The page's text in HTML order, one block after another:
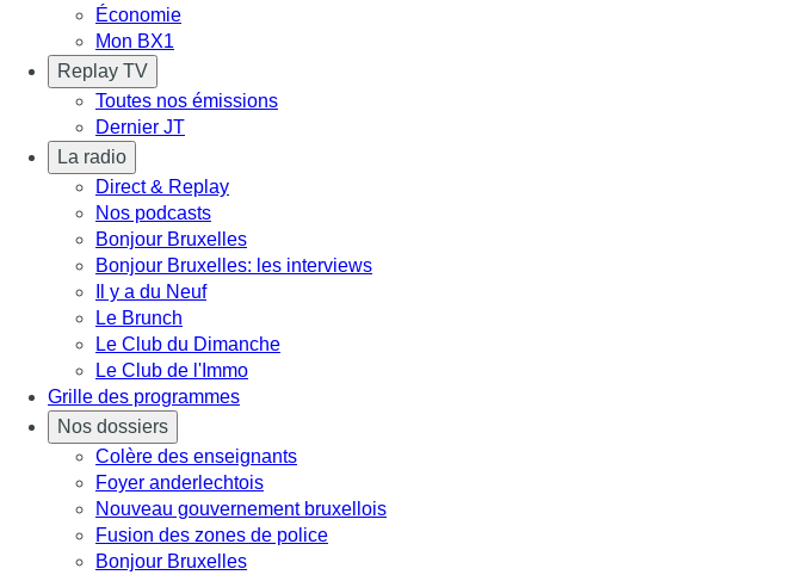
Économie
Mon BX1
Replay TV
Toutes nos émissions
Dernier JT
La radio
Direct & Replay
Nos podcasts
Bonjour Bruxelles
Bonjour Bruxelles: les interviews
Il y a du Neuf
Le Brunch
Le Club du Dimanche
Le Club de l'Immo
Grille des programmes
Nos dossiers
Colère des enseignants
Foyer anderlechtois
Nouveau gouvernement bruxellois
Fusion des zones de police
Bonjour Bruxelles